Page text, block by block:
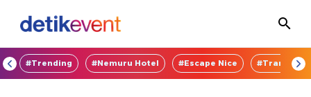
#Trending #Nemuru Hotel #Escape Nice